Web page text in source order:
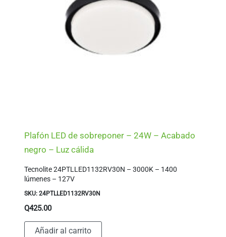
Plafón LED de sobreponer – 24W – Acabado
negro – Luz cálida
Tecnolite 24PTLLED1132RV30N – 3000K – 1400
lúmenes – 127V
SKU: 24PTLLED1132RV30N
Q425.00
Añadir al carrito